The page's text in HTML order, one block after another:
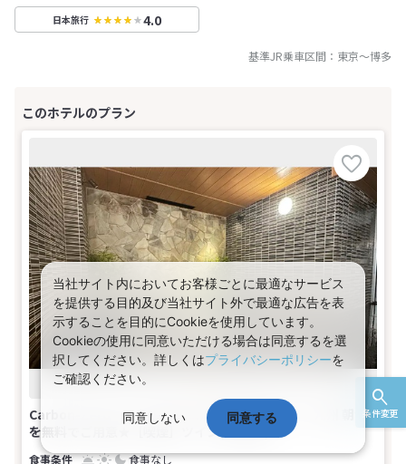
条件変更
日本旅行 4.0
基準JR乗車区間： 東京～博多
Carbon-Zero（カーボンゼロ）限定列車で行く★九州 朝食
を無料でご用意★［喫煙］ツイン(2名1室)
食事なし
当社サイト内においてお客様ごとに最適なサービス
を提供する目的及び当社サイト外で最適な広告を表
示することを目的にCookieを使用しています。
Cookieの使用に同意いただける場合は同意するを選
択してください。詳しくはプライバシーポリシーを
ご確認ください。
同意しない 同意する